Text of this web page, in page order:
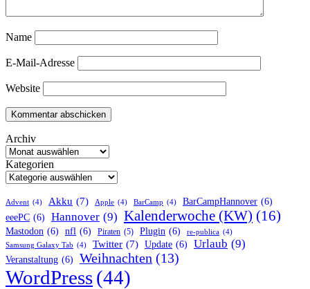
Name
E-Mail-Adresse
Website
Archiv
Kategorien
Advent (4) Akku (7) Apple (4) BarCamp (4) BarCampHannover (6)
eeePC (6) Hannover (9) Kalenderwoche (KW) (16)
Mastodon (6) nfl (6) Piraten (5) Plugin (6) re-publica (4)
Samsung Galaxy Tab (4) Twitter (7) Update (6) Urlaub (9)
Veranstaltung (6) Weihnachten (13)
WordPress(44)